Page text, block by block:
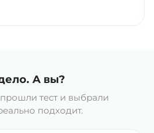
А вы?
тест и выбрали
подходит.